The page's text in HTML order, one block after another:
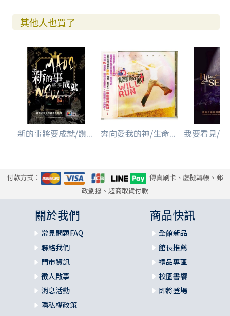
其他人也買了
新的事將要成就/讚... 奔向愛我的神/生命... 我要看見/
付款方式：
傳真刷卡、虛擬轉帳、郵
政劃撥、超商取貨付款
關於我們
常見問題FAQ
聯絡我們
門市資訊
徵人啟事
消息活動
隱私權政策
商品快訊
全館新品
館長推薦
禮品專區
校園書饗
即將登場